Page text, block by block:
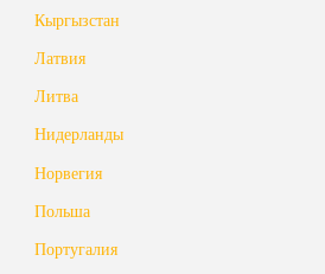
Кыргызстан
Латвия
Литва
Нидерланды
Норвегия
Польша
Португалия